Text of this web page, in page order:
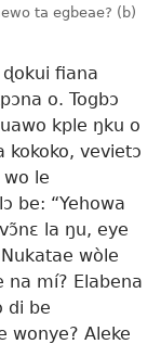
ta egbeae? (b)
fiana
o. Togbɔ
kple ŋku o
kokoko, vevietɔ
le
be: “Yehowa
la ŋu, eye
wòle
na mí? Elabena
di be
wonye? Aleke